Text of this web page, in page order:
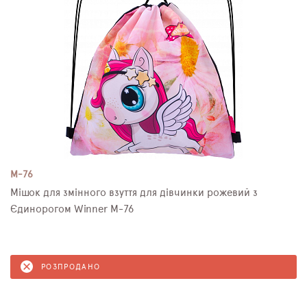
M-76
Мішок для змінного взуття для дівчинки рожевий з
Єдинорогом Winner M-76
РОЗПРОДАНО